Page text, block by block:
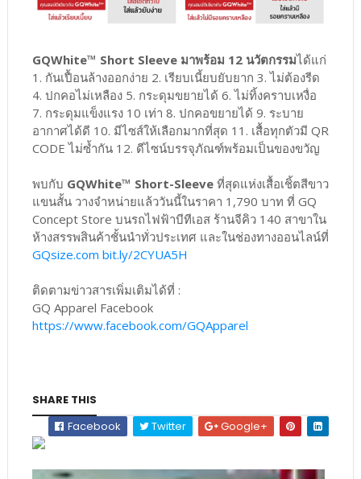
GQWhite™ Short Sleeve มาพร้อม 12 นวัตกรรมได้แก่
1. กันเปื้อนล้างออกง่าย 2. เรียบเนี้ยบยับยาก 3. ไม่ต้องรีด
4. ปกคอไม่เหลือง 5. กระดุมขยายได้ 6. ไม่ทิ้งคราบเหงื่อ
7. กระดุมแข็งแรง 10 เท่า 8. ปกคอขยายได้ 9. ระบาย
อากาศได้ดี 10. มีไซส์ให้เลือกมากที่สุด 11. เสื้อทุกตัวมี QR
CODE ไม่ซ้ำกัน 12. ดีไซน์บรรจุภัณฑ์พร้อมเป็นของขวัญ
พบกับ GQWhite™ Short-Sleeveที่สุดแห่งเสื้อเชิ้ตสีขาว
แขนสั้น วางจำหน่ายแล้ววันนี้ในราคา 1,790 บาท ที่ GQ
Concept Store บนรถไฟฟ้าบีทีเอส ร้านจีคิว 140 สาขาใน
ห้างสรรพสินค้าชั้นนำทั่วประเทศ และในช่องทางออนไลน์ที่
GQsize.com bit.ly/2CYUA5H
ติดตามข่าวสารเพิ่มเติมได้ที่ :
GQ Apparel Facebook
https://www.facebook.com/GQApparel
SHARE THIS
Facebook
Twitter Google+